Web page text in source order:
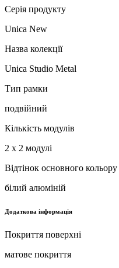
Серія продукту
Unica New
Назва колекції
Unica Studio Metal
Тип рамки
подвійний
Кількість модулів
2 x 2 модулі
Відтінок основного кольору
білий алюміній
Додаткова інформація
Покриття поверхні
матове покриття